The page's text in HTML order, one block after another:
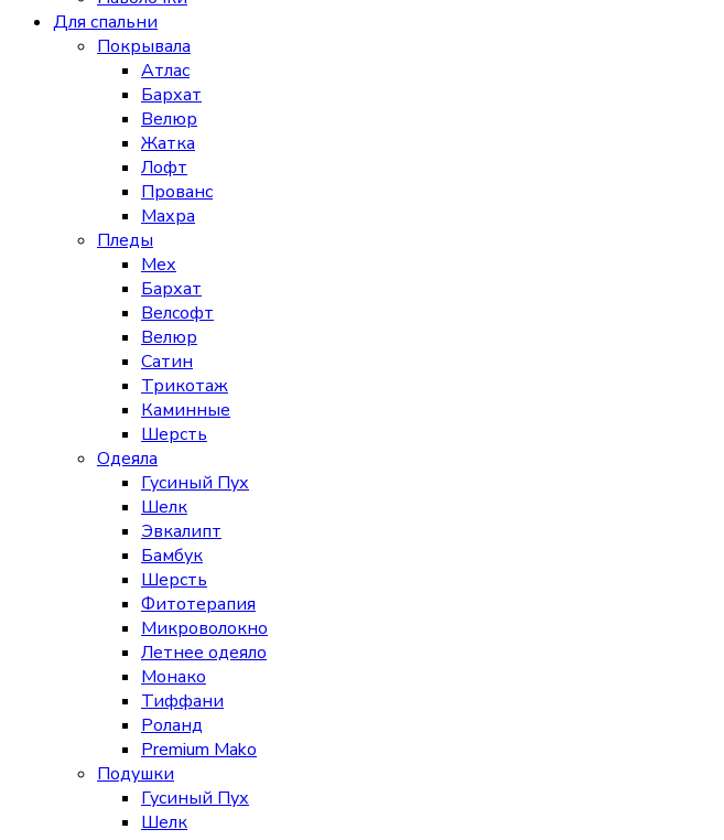
Для спальни
Покрывала
Атлас
Бархат
Велюр
Жатка
Лофт
Прованс
Махра
Пледы
Мех
Бархат
Велсофт
Велюр
Сатин
Трикотаж
Каминные
Шерсть
Одеяла
Гусиный Пух
Шелк
Эвкалипт
Бамбук
Шерсть
Фитотерапия
Микроволокно
Летнее одеяло
Монако
Тиффани
Роланд
Premium Mako
Подушки
Гусиный Пух
Шелк